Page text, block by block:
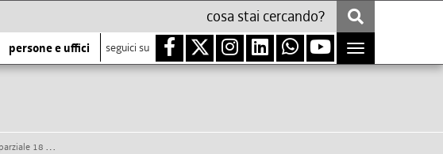
persone e uffici seguici su
Toggle
navigation
di comeglians